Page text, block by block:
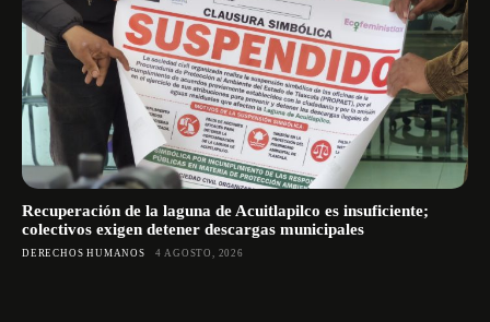
Recuperación de la laguna de Acuitlapilco es insuficiente;
colectivos exigen detener descargas municipales
DERECHOS HUMANOS 4 AGOSTO, 2026